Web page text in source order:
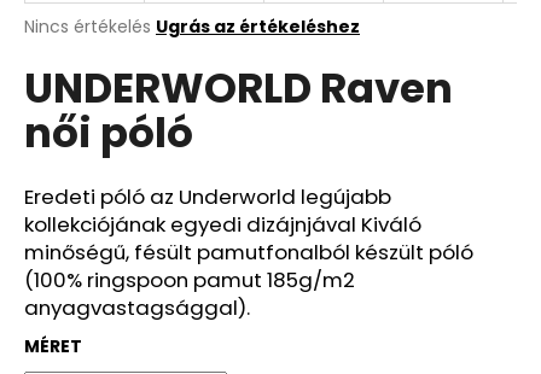
A
átlagos
értékelése
ből
csillag.
Nincs értékelés Ugrás az értékeléshez
UNDERWORLD Raven
női póló
Eredeti póló az Underworld legújabb
kollekciójának egyedi dizájnjával Kiváló
minőségű, fésült pamutfonalból készült póló
(100% ringspoon pamut 185g/m2
anyagvastagsággal).
MÉRET